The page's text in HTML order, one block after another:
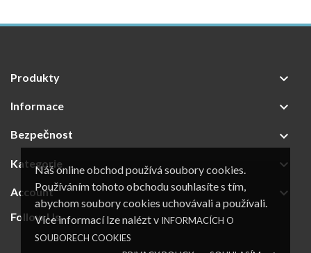
Náš online obchod používá soubory cookies.
Používáním tohoto obchodu souhlasíte s tím,
abychom soubory cookies uchovávali a používali.
Více informací lze nalézt v INFORMACÍCH O
SOUBORECH COOKIES
Produkty 
Informace 
Bezpečnost 
Kategorie 
Account 
Follow Us